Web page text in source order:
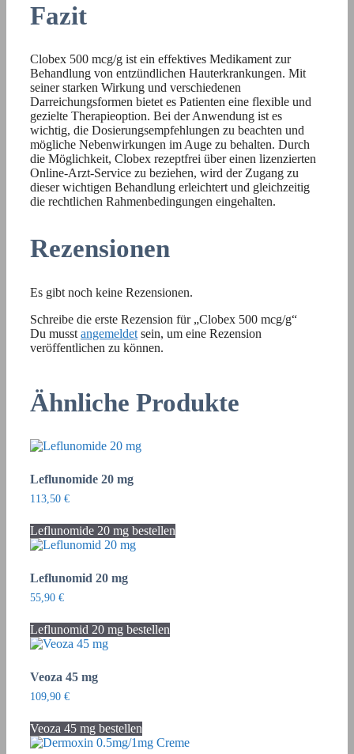
Fazit
Clobex 500 mcg/g ist ein effektives Medikament zur
Behandlung von entzündlichen Hauterkrankungen. Mit
seiner starken Wirkung und verschiedenen
Darreichungsformen bietet es Patienten eine flexible und
gezielte Therapieoption. Bei der Anwendung ist es
wichtig, die Dosierungsempfehlungen zu beachten und
mögliche Nebenwirkungen im Auge zu behalten. Durch
die Möglichkeit, Clobex rezeptfrei über einen lizenzierten
Online-Arzt-Service zu beziehen, wird der Zugang zu
dieser wichtigen Behandlung erleichtert und gleichzeitig
die rechtlichen Rahmenbedingungen eingehalten.
Rezensionen
Es gibt noch keine Rezensionen.
Schreibe die erste Rezension für „Clobex 500 mcg/g“
Du musst angemeldet sein, um eine Rezension
veröffentlichen zu können.
Ähnliche Produkte
Leflunomide 20 mg
113,50 €
Leflunomide 20 mg bestellen
Leflunomid 20 mg
55,90 €
Leflunomid 20 mg bestellen
Veoza 45 mg
109,90 €
Veoza 45 mg bestellen